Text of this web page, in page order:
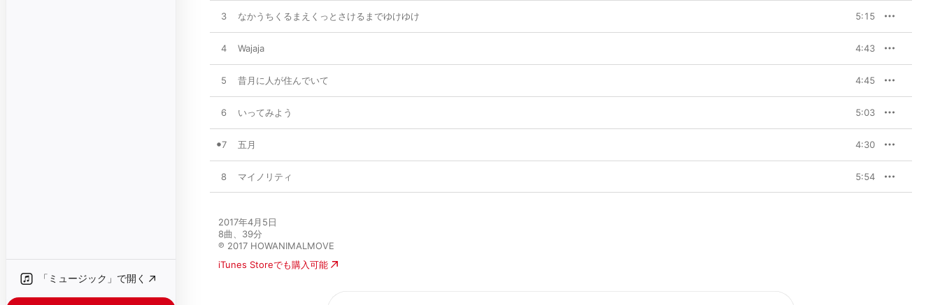
「ミュージック」で開く
3 なかうちくるまえくっとさけるまでゆけゆけ 5:15
4 Wajaja 4:43
5 昔月に人が住んでいて 4:45
6 いってみよう 5:03
7 五月 4:30
8 マイノリティ 5:54
2017年4月5日
8曲、39分
℗ 2017 HOWANIMALMOVE
iTunes Storeでも購入可能